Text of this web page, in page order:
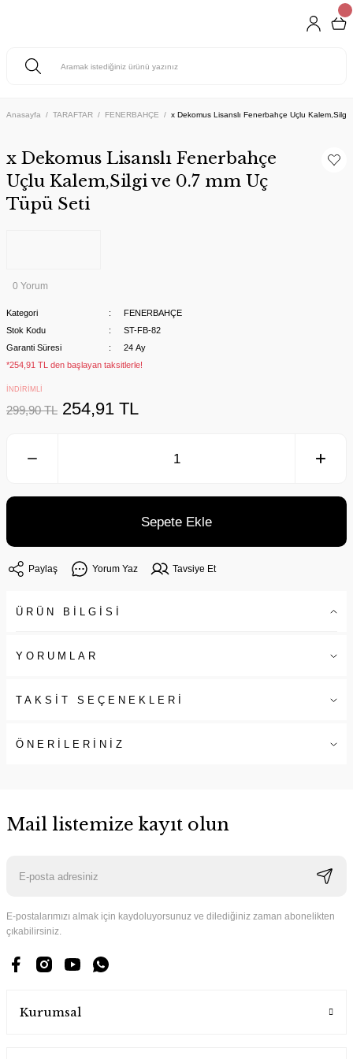
Anasayfa TARAFTAR FENERBAHÇE x Dekomus Lisanslı Fenerbahçe Uçlu Kalem,Silgi
x Dekomus Lisanslı Fenerbahçe
Uçlu Kalem,Silgi ve 0.7 mm Uç
Tüpü Seti
0 Yorum
Kategori
FENERBAHÇE
Stok Kodu
ST-FB-82
Garanti Süresi
24 Ay
*254,91 TL den başlayan taksitlerle!
İNDİRİMLİ
299,90 TL 254,91 TL
Sepete Ekle
Paylaş Yorum Yaz Tavsiye Et
ÜRÜN BİLGİSİ
YORUMLAR
TAKSİT SEÇENEKLERİ
ÖNERİLERİNİZ
Mail listemize kayıt olun
E-postalarımızı almak için kaydoluyorsunuz ve dilediğiniz zaman abonelikten
çıkabilirsiniz.
Kurumsal